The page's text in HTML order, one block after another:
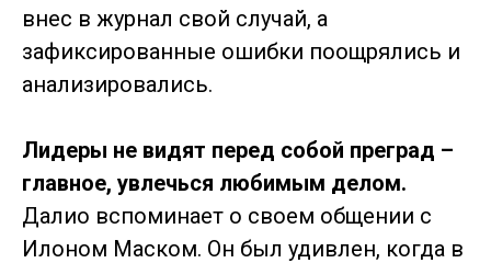
внес в журнал свой случай, а
зафиксированные ошибки поощрялись и
анализировались.
Лидеры не видят перед собой преград –
главное, увлечься любимым делом.
Далио вспоминает о своем общении с
Илоном Маском. Он был удивлен, когда в